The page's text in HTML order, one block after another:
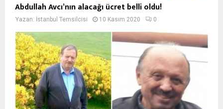
Abdullah Avcı’nın alacağı ücret belli oldu!
Yazan: İstanbul Temsilcisi 10 Kasım 2020 0